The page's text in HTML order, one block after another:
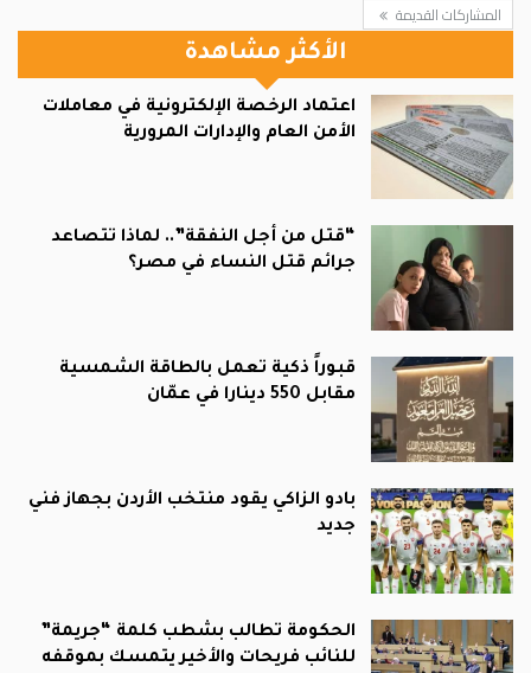
المشاركات القديمة
الأكثر مشاهدة
اعتماد الرخصة الإلكترونية في معاملات
الأمن العام والإدارات المرورية
“قتل من أجل النفقة”.. لماذا تتصاعد
جرائم قتل النساء في مصر؟
قبوراً ذكية تعمل بالطاقة الشمسية
مقابل 550 دينارا في عمّان
بادو الزاكي يقود منتخب الأردن بجهاز فني
جديد
الحكومة تطالب بشطب كلمة “جريمة”
للنائب فريحات والأخير يتمسك بموقفه